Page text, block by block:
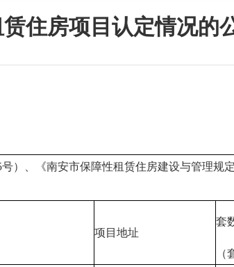
住房项目认定情况的
、《南安市保障性租赁住房建设与管理规
项目地址
套
（